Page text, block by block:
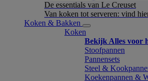
De essentials van Le Creuset
Van koken tot serveren: vind
Koken & Bakken
Koken
Bekijk Alles voor
Stoofpannen
Pannensets
Steel &
Koekenpannen &